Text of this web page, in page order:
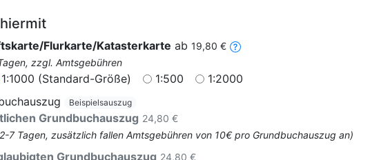
Flurkarte/Katasterkarte ab 19,80 €
zzgl. Amtsgebühren
1:1000 (Standard-Größe) 1:500
1:2000
Beispielsauszug
Grundbuchauszug 24,80 €
7 Tagen, zusätzlich fallen Amtsgebühren von 10€ pro Grundbuchauszug an)
Grundbuchauszug 24,80 €